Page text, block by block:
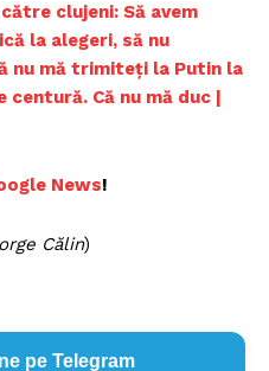
clujeni: Să avem
la alegeri, să nu
nu mă trimiteți la Putin la
Că nu mă duc |
News!
Călin)
pe Telegram